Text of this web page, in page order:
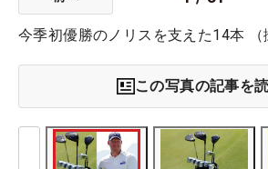
今季初優勝のノリスを支えた14本 （
この写真の記事を